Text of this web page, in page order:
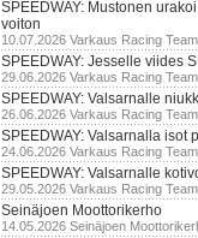
SPEEDWAY: Mustonen
voiton
10.07.2026 Varkaus Racing
SPEEDWAY: Jesselle viides
29.06.2026 Varkaus Racing
SPEEDWAY: Valsarnalle
26.06.2026 Varkaus Racing
SPEEDWAY: Valsarnalla isot
24.06.2026 Varkaus Racing
SPEEDWAY: Valsarnalle
29.05.2026 Varkaus Racing
Seinäjoen Moottorikerho
14.05.2026 Seinäjoen